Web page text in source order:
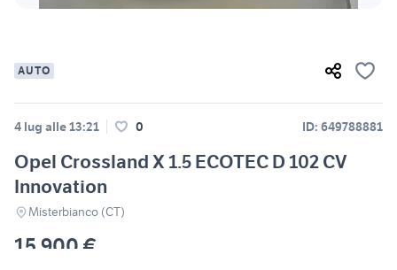
AUTO
4 lug alle 13:21 0 ID: 649788881
Opel Crossland X 1.5 ECOTEC D 102 CV
Innovation
Misterbianco (CT)
15.900 €